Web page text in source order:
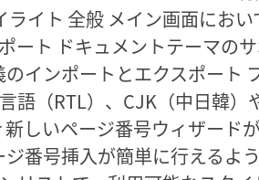
イト 全般 メイン画面におい
ート ドキュメントテーマの
インポートとエクスポート
語（RTL）、CJK（中日韓）
しいページ番号ウィザード
番号挿入が簡単に行えるよ